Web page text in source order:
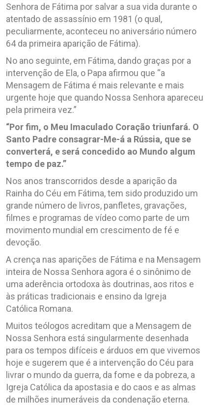
Senhora de Fátima por salvar a sua vida durante o
atentado de assassínio em 1981 (o qual,
peculiarmente, aconteceu no aniversário número
64 da primeira aparição de Fátima).
No ano seguinte, em Fátima, dando graças por a
intervenção de Ela, o Papa afirmou que “a
Mensagem de Fátima é mais relevante e mais
urgente hoje que quando Nossa Senhora apareceu
pela primeira vez.”
“Por fim, o Meu Imaculado Coração triunfará. O
Santo Padre consagrar-Me-á a Rússia, que se
converterá, e será concedido ao Mundo algum
tempo de paz.”
Nos anos transcorridos desde a aparição da
Rainha do Céu em Fátima, tem sido produzido um
grande número de livros, panfletes, gravações,
filmes e programas de vídeo como parte de um
movimento mundial em crescimento de fé e
devoção.
A crença nas aparições de Fátima e na Mensagem
inteira de Nossa Senhora agora é o sinônimo de
uma aderência ortodoxa às doutrinas, aos ritos e
às práticas tradicionais e ensino da Igreja
Católica Romana.
Muitos teólogos acreditam que a Mensagem de
Nossa Senhora está singularmente desenhada
para os tempos difíceis e árduos em que vivemos
hoje e sugerem que é a intervenção do Céu para
livrar o mundo da guerra, da fome e da pobreza, a
Igreja Católica da apostasia e do caos e as almas
de milhões inumeráveis da condenação eterna.